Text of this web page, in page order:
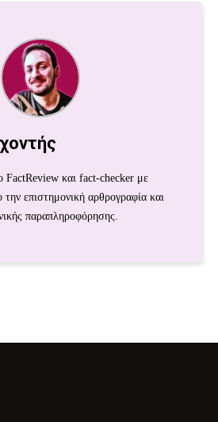
FactReview και fact-checker με
την επιστημονική αρθρογραφία και
παραπληροφόρησης.